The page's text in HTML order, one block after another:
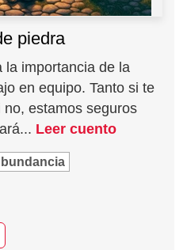
piedra
la importancia de la
en equipo. Tanto si te
estamos seguros
Leer cuento